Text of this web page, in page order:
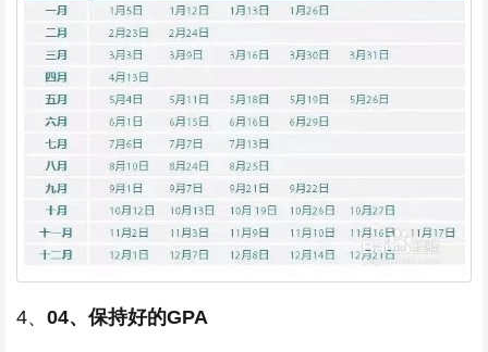
4、 04、保持好的GPA